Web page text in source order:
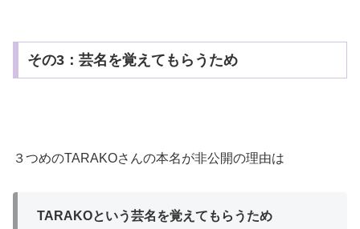
その3：芸名を覚えてもらうため
３つめのTARAKOさんの本名が非公開の理由は
TARAKOという芸名を覚えてもらうため